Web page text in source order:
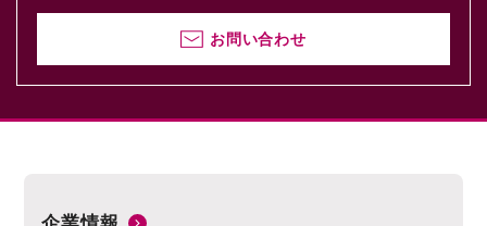
お問い合わせ